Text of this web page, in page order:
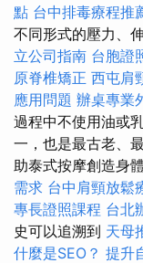
點 台中排毒療程推
不同形式的壓力、
立公司指南 台胞證
原脊椎矯正 西屯肩
應用問題 辦桌專業
過程中不使用油或
一，也是最古老、
助泰式按摩創造身
需求 台中肩頸放鬆
專長證照課程 台北
史可以追溯到 天母
什麼是SEO？ 提升